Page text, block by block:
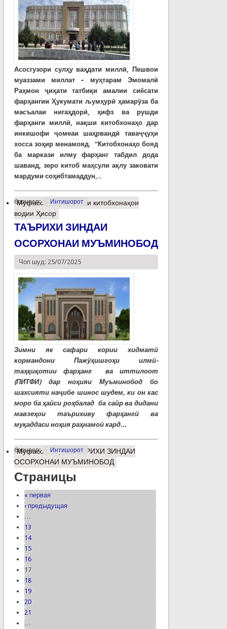
Асосгузори сулҳу ваҳдати миллӣ, Пешвои
муаззами миллат – муҳтарам Эмомалӣ
Раҳмон ҷиҳати татбиқи амалии сиёсати
фарҳангии Ҳукумати љумҳурӣ ҳамарӯза ба
масъалаи нигаҳдорӣ, ҳифз ва рушди
фарҳанги миллӣ, нақши китобхонаҳо дар
инкишофи ҷомеаи шаҳрвандӣ таваҷҷуҳи
хосса зоҳир менамояд. “Китобхонаҳо бояд
ба маркази илму фарҳанг табдил дода
шаванд, зеро китоб маҳсули ақлу заковати
мардуми соҳибтамаддун,..
барчасп: Интишорот
Муфассалтаро Вазъи китобхонаҳои
водии Ҳисор
ТАЪРИХИ ЗИНДАИ
ОСОРХОНАИ МУЪМИНОБОД
Чоп шуд: 25/07/2025
Зимни як сафари кории хидматӣ
кормандони Пажӯҳишгоҳи илмӣ-
таҳқиқотии фарҳанг ва иттилоот
(ПИТФИ) дар ноҳияи Муъминобод бо
шахсияти наҷибе шинос шудем, ки он кас
моро ба ҳайси роҳбалад ба сайр ва дидани
мавзеҳои таърихиву фарҳангӣ ва
муқаддаси ноҳия раҳнамоӣ кард...
барчасп: Интишорот
Муфассалтаро ТАЪРИХИ ЗИНДАИ
ОСОРХОНАИ МУЪМИНОБОД
Страницы
« первая
‹ предыдущая
…
13
14
15
16
17
18
19
20
21
…